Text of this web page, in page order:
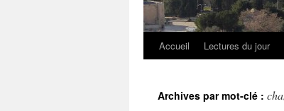
Accueil Lectures du jour
Archives par mot-clé :